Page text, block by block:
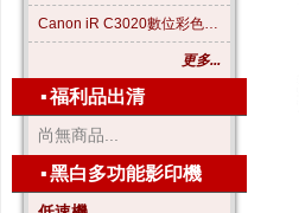
Canon iR C3020數位彩色影印機
更多...
▪福利品出清
尚無商品...
▪黑白多功能影印機